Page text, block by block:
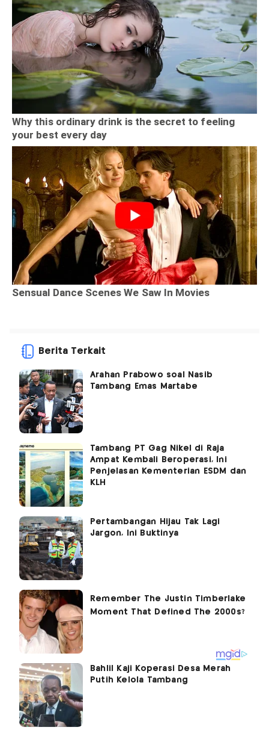
Berita Terkait
Arahan Prabowo soal Nasib
Tambang Emas Martabe
Tambang PT Gag Nikel di Raja
Ampat Kembali Beroperasi, Ini
Penjelasan Kementerian ESDM dan
KLH
Pertambangan Hijau Tak Lagi
Jargon, Ini Buktinya
Bahlil Kaji Koperasi Desa Merah
Putih Kelola Tambang